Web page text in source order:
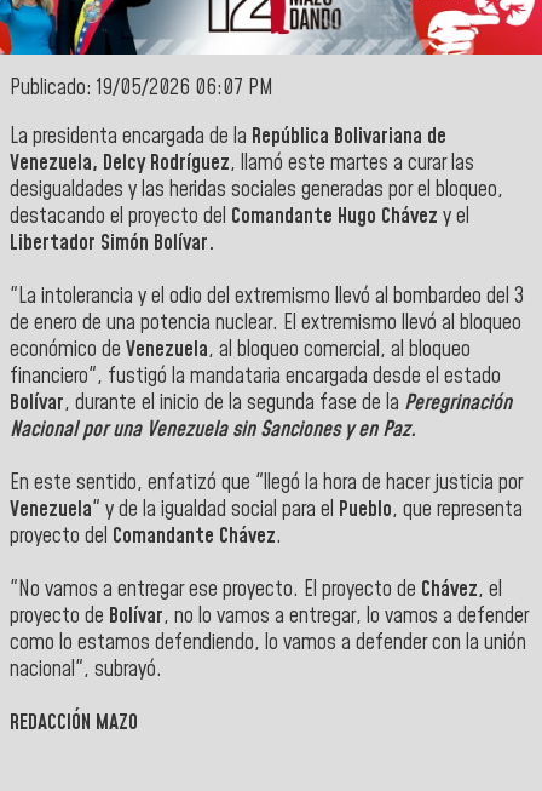
Publicado: 19/05/2026 06:07 PM
La presidenta encargada de la República Bolivariana de
Venezuela, Delcy Rodríguez, llamó este martes a curar las
desigualdades y las heridas sociales generadas por el bloqueo,
destacando el proyecto del Comandante Hugo Chávez y el
Libertador Simón Bolívar.
"La intolerancia y el odio del extremismo llevó al bombardeo del 3
de enero de una potencia nuclear. El extremismo llevó al bloqueo
económico de Venezuela, al bloqueo comercial, al bloqueo
financiero", fustigó la mandataria encargada desde el estado
Bolívar, durante el inicio de la segunda fase de la Peregrinación
Nacional por una Venezuela sin Sanciones y en Paz.
En este sentido, enfatizó que "llegó la hora de hacer justicia por
Venezuela" y de la igualdad social para el Pueblo, que representa
proyecto del Comandante Chávez.
"No vamos a entregar ese proyecto. El proyecto de Chávez, el
proyecto de Bolívar, no lo vamos a entregar, lo vamos a defender
como lo estamos defendiendo, lo vamos a defender con la unión
nacional", subrayó.
REDACCIÓN MAZO